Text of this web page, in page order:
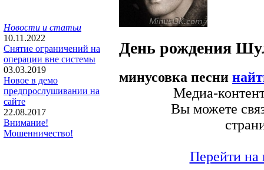
Новости и статьи
10.11.2022
Снятие ограничений на
операции вне системы
03.03.2019
Новое в демо
предпрослушивании на
сайте
22.08.2017
Внимание!
Мошенничество!
День рождения
минусовка песни
Медиа-
Вы можете
Перейти на